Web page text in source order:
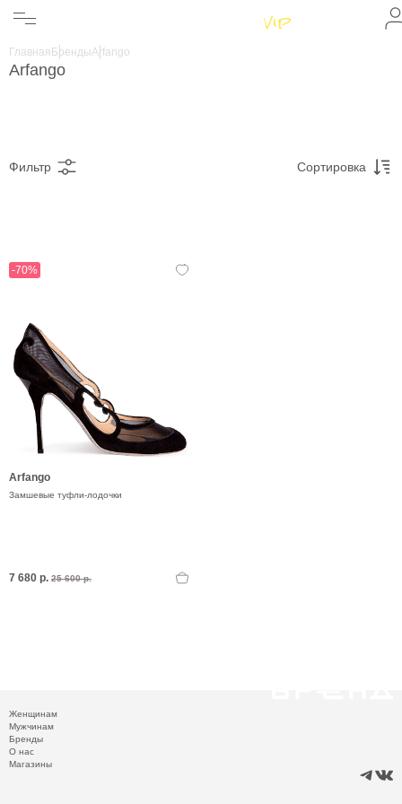
Главная БрендыArfango
Arfango
Фильтр Сортировка
-70%
Arfango
Замшевые туфли-лодочки
7 680 р. 25 600 р.
Женщинам
Мужчинам
Бренды
О нас
Магазины